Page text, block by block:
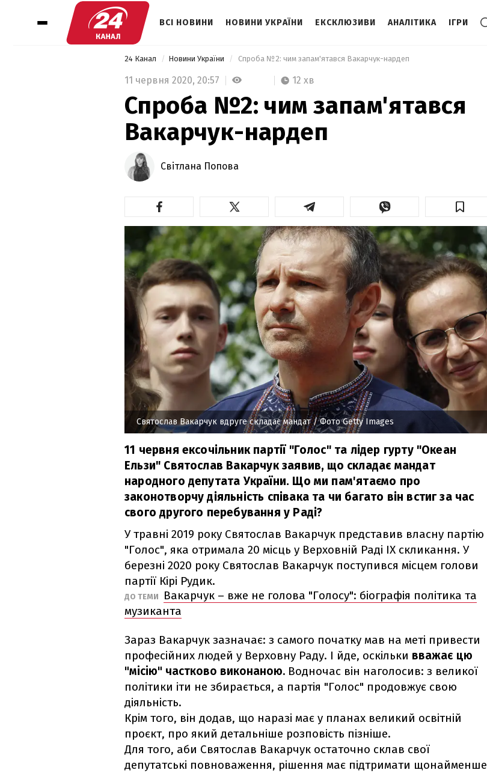
ВСІ НОВИНИ НОВИНИ УКРАЇНИ ЕКСКЛЮЗИВИ АНАЛІТИКА ІГРИ
24 Канал Новини України Спроба №2: чим запам'ятався Вакарчук-нардеп
11 червня 2020, 20:57 12 хв
Спроба №2: чим запам'ятався
Вакарчук-нардеп
Світлана Попова
Святослав Вакарчук вдруге складає мандат/ Фото Getty Images
11 червня ексочільник партії "Голос" та лідер гурту "Океан
Ельзи" Святослав Вакарчук заявив, що складає мандат
народного депутата України. Що ми пам'ятаємо про
законотворчу діяльність співака та чи багато він встиг за час
свого другого перебування у Раді?
У травні 2019 року Святослав Вакарчук представив власну партію
"Голос", яка отримала 20 місць у Верховній Раді ІХ скликання. У
березні 2020 року Святослав Вакарчук поступився місцем голови
партії Кірі Рудик.
ДО ТЕМИ
Вакарчук – вже не голова "Голосу": біографія політика та
музиканта
Зараз Вакарчук зазначає: з самого початку мав на меті привести
професійних людей у Верховну Раду. І йде, оскільки вважає цю
"місію" частково виконаною. Водночас він наголосив: з великої
політики іти не збирається, а партія "Голос" продовжує свою
діяльність.
Крім того, він додав, що наразі має у планах великий освітній
проєкт, про який детальніше розповість пізніше.
Для того, аби Святослав Вакарчук остаточно склав свої
депутатські повноваження, рішення має підтримати щонайменше